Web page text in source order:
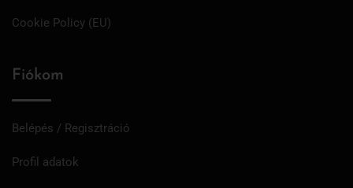
Cookie Policy (EU)
Fiókom
Belépés / Regisztráció
Profil adatok